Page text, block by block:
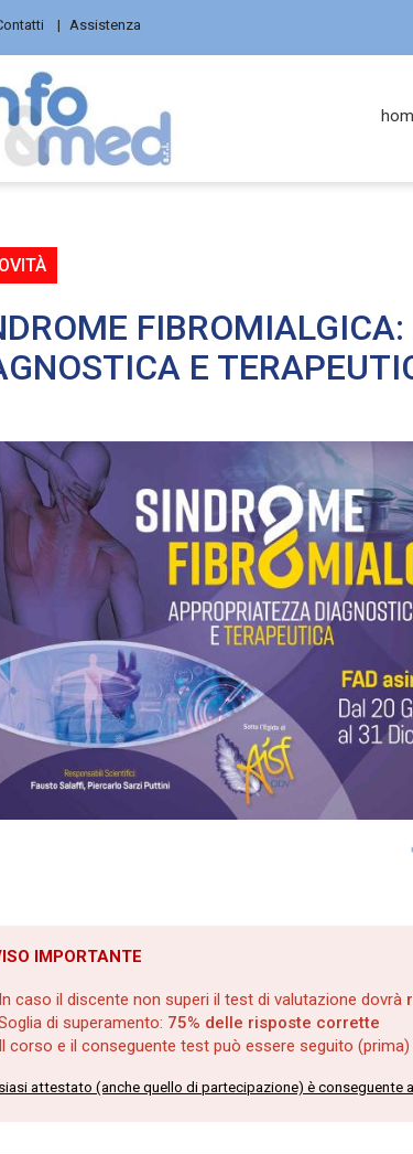
Assistenza
E
IMPORTANTE
In caso il discente non superi il test di valutazione dovrà
di superamento: 75% delle risposte corrette
Il corso e il conseguente test può essere seguito
attestato (anche quello di partecipazione) è conseguente